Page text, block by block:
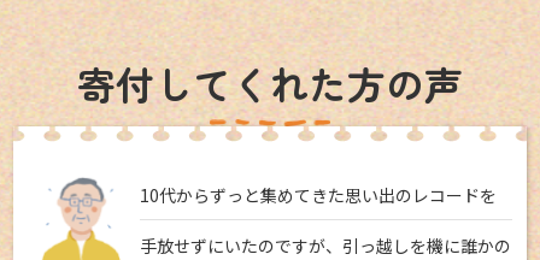
寄付してくれた方の声
10代からずっと集めてきた思い出のレコードを
手放せずにいたのですが、引っ越しを機に誰かの